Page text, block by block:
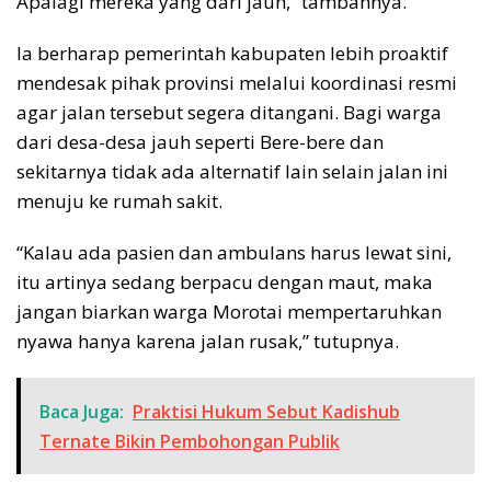
Ia berharap pemerintah kabupaten lebih proaktif
mendesak pihak provinsi melalui koordinasi resmi
agar jalan tersebut segera ditangani. Bagi warga
dari desa-desa jauh seperti Bere-bere dan
sekitarnya tidak ada alternatif lain selain jalan ini
menuju ke rumah sakit.
“Kalau ada pasien dan ambulans harus lewat sini,
itu artinya sedang berpacu dengan maut, maka
jangan biarkan warga Morotai mempertaruhkan
nyawa hanya karena jalan rusak,” tutupnya.
Baca Juga: Praktisi Hukum Sebut Kadishub
Ternate Bikin Pembohongan Publik